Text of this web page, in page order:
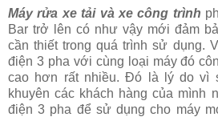
Máy rửa xe tải và xe công trình
Bar trở lên có như vậy mới đảm
cần thiết trong quá trình sử dụng.
điện 3 pha với cùng loại máy đó
cao hơn rất nhiều. Đó là lý do vì
khuyên các khách hàng của mình
điện 3 pha để sử dụng cho máy